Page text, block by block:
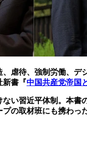
虐待、強制労働、
新書『中国共産党帝国
い習近平体制。本
プの取材班にも携わ